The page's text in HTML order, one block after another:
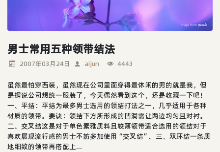
男士常用五种领带结法
2007年03月24日 aijun 4443
虽然最怕穿西装，虽然现在公司里面穿得最休闲的男的就是我，但
是据说公司想统一服装了，今天偶然看到这个，还是收藏一下吧！
一、平结：平结为最多男士选用的领结打法之一，几乎适用于各种
材质的领带。要诀：领结下方所形成的凹洞需让两边均匀且对衬。
二、交叉结这是对于单色素雅质料且较薄领带适合选用的领结对于
喜欢展现流行感的男士不妨多加使用“交叉结”。三、双环结一条质
地细致的领带再搭配上...